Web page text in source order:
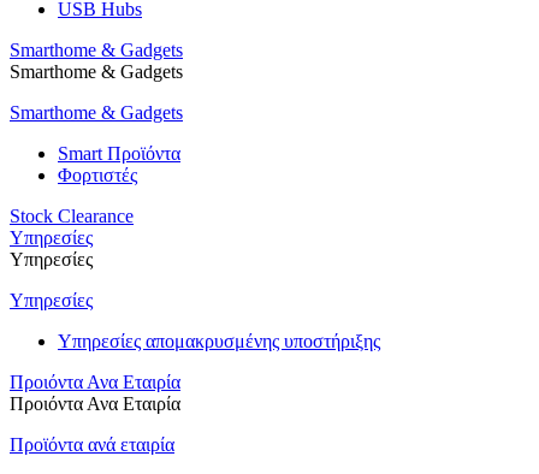
USB Hubs
Smarthome & Gadgets
Smarthome & Gadgets
Smarthome & Gadgets
Smart Προϊόντα
Φορτιστές
Stock Clearance
Υπηρεσίες
Υπηρεσίες
Υπηρεσίες
Υπηρεσίες απομακρυσμένης υποστήριξης
Προιόντα Ανα Εταιρία
Προιόντα Ανα Εταιρία
Προϊόντα ανά εταιρία